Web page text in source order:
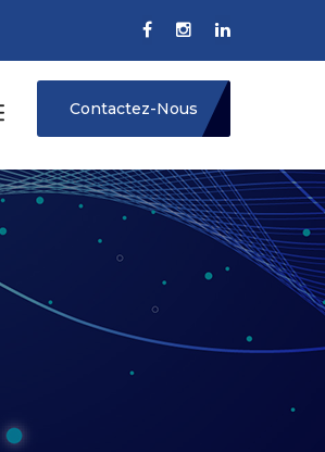
Contactez-Nous